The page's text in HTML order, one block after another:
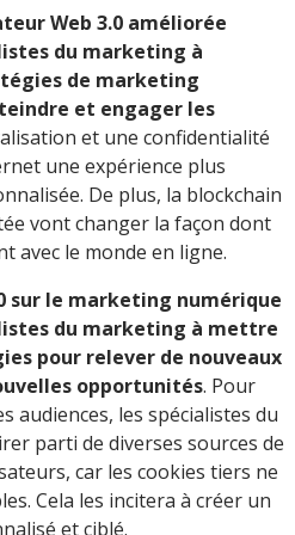
Web 3.0 améliorée
du marketing à
de marketing
et engager les
et une confidentialité
une expérience plus
De plus, la blockchain
vont changer la façon dont
avec le monde en ligne.
sur le marketing numérique
du marketing à mettre
pour relever de nouveaux
opportunités. Pour
audiences, les spécialistes du
parti de diverses sources de
car les cookies tiers ne
Cela les incitera à créer un
et ciblé.